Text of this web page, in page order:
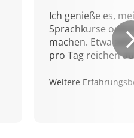
Ich genieße es,
Sprachkurse
machen. Etwa
pro Tag reichen
Weitere